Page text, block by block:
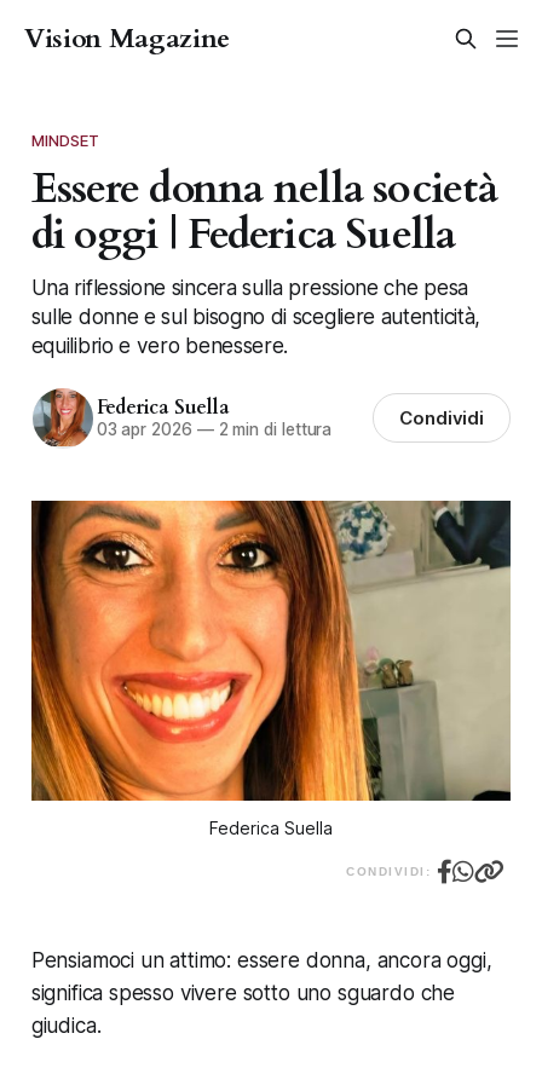
Vision Magazine
MINDSET
Essere donna nella società
di oggi | Federica Suella
Una riflessione sincera sulla pressione che pesa
sulle donne e sul bisogno di scegliere autenticità,
equilibrio e vero benessere.
Federica Suella
03 apr 2026 —2 min di lettura Condividi
Federica Suella
CONDIVIDI:
Pensiamoci un attimo: essere donna, ancora oggi,
significa spesso vivere sotto uno sguardo che
giudica.